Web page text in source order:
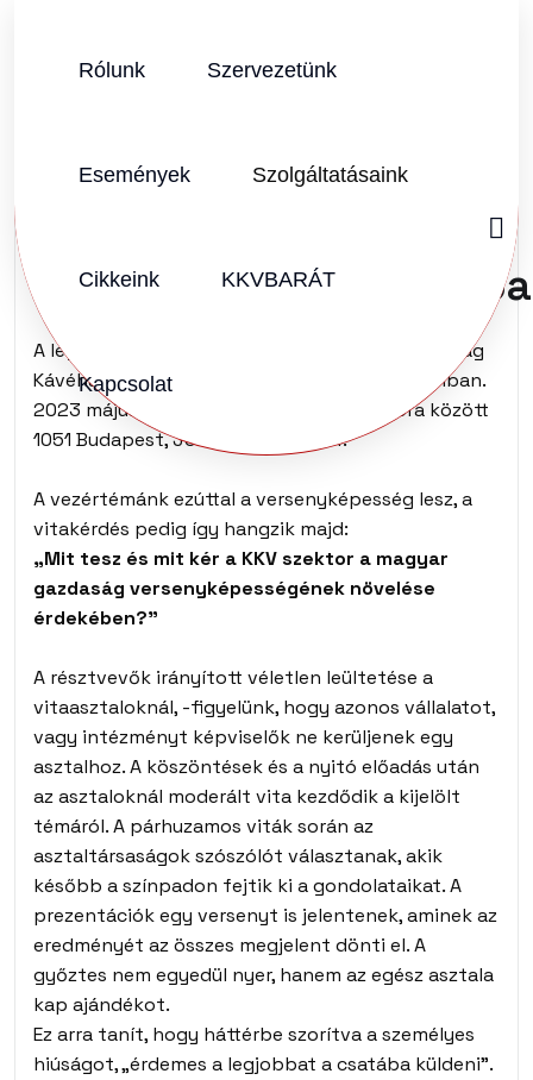
Rólunk Szervezetünk
Események Szolgáltatásaink
Cikkeink KKVBARÁT
Kapcsolat
2023.03.20. Vélemény (2)
A legendássá vált vitaklubunk a Magyar Gazdaság
Kávéháza ismét kinyit a Pénzügyminisztériumban.
2023 május 8-án (hétfőn) 16:00 – 18:00 óra között
1051 Budapest, József nádor tér 4.
A vezértémánk ezúttal a versenyképesség lesz, a
vitakérdés pedig így hangzik majd:
„Mit tesz és mit kér a KKV szektor a magyar
gazdaság versenyképességének növelése
érdekében?”
A résztvevők irányított véletlen leültetése a
vitaasztaloknál, -figyelünk, hogy azonos vállalatot,
vagy intézményt képviselők ne kerüljenek egy
asztalhoz. A köszöntések és a nyitó előadás után
az asztaloknál moderált vita kezdődik a kijelölt
témáról. A párhuzamos viták során az
asztaltársaságok szószólót választanak, akik
később a színpadon fejtik ki a gondolataikat. A
prezentációk egy versenyt is jelentenek, aminek az
eredményét az összes megjelent dönti el. A
győztes nem egyedül nyer, hanem az egész asztala
kap ajándékot.
Ez arra tanít, hogy háttérbe szorítva a személyes
hiúságot, „érdemes a legjobbat a csatába küldeni”.